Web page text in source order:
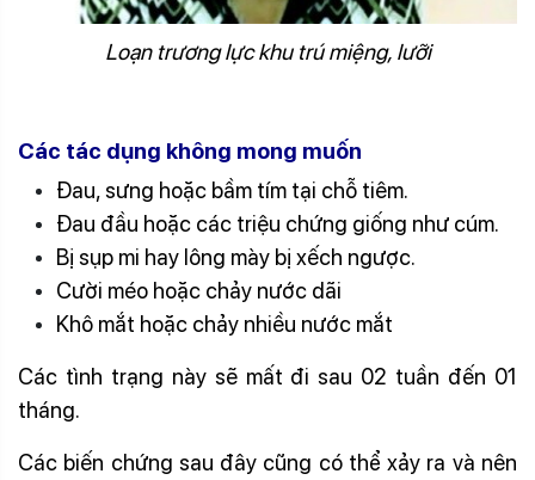
Loạn trương lực khu trú miệng, lưỡi
Các tác dụng không mong muốn
Đau, sưng hoặc bầm tím tại chỗ tiêm.
Đau đầu hoặc các triệu chứng giống như cúm.
Bị sụp mi hay lông mày bị xếch ngược.
Cười méo hoặc chảy nước dãi
Khô mắt hoặc chảy nhiều nước mắt
Các tình trạng này sẽ mất đi sau 02 tuần đến 01
tháng.
Các biến chứng sau đây cũng có thể xảy ra và nên